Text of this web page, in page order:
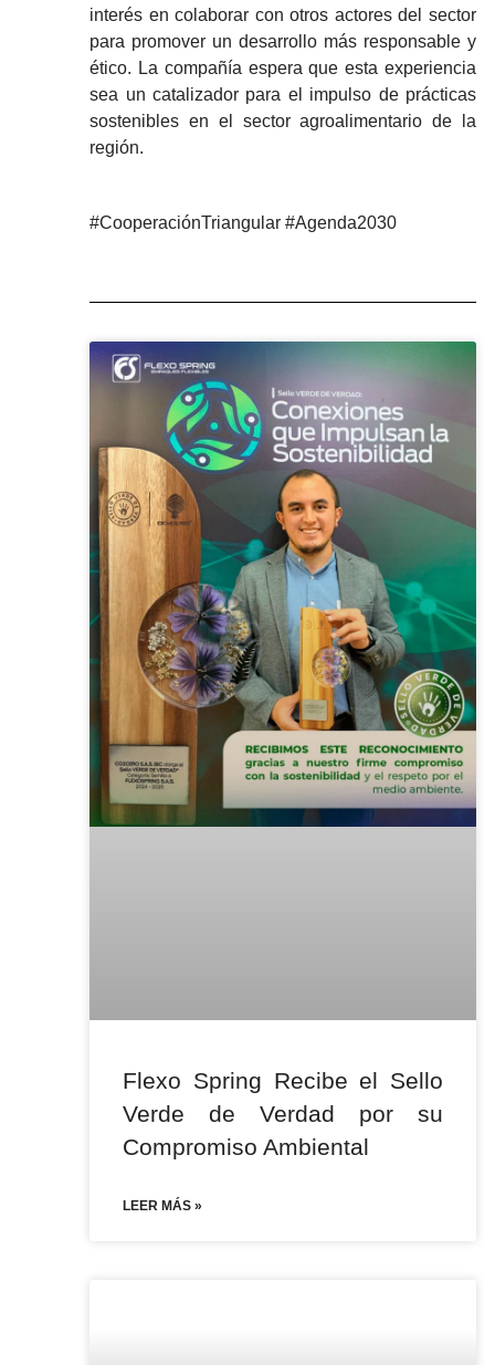
interés en colaborar con otros actores del sector
para promover un desarrollo más responsable y
ético. La compañía espera que esta experiencia
sea un catalizador para el impulso de prácticas
sostenibles en el sector agroalimentario de la
región.
#CooperaciónTriangular #Agenda2030
Flexo Spring Recibe el Sello
Verde de Verdad por su
Compromiso Ambiental
LEER MÁS »